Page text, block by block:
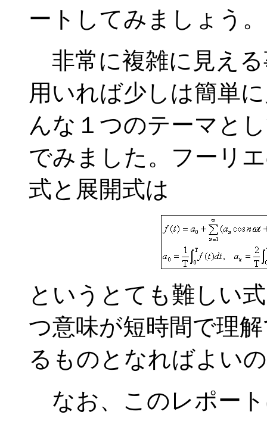
ートしてみましょう。
非常に複雑に見え
用いれば少しは簡単
んな１つのテーマと
でみました。フーリ
式と展開式は
というとても難しい
つ意味が短時間で理
るものとなればよい
なお、このレポート